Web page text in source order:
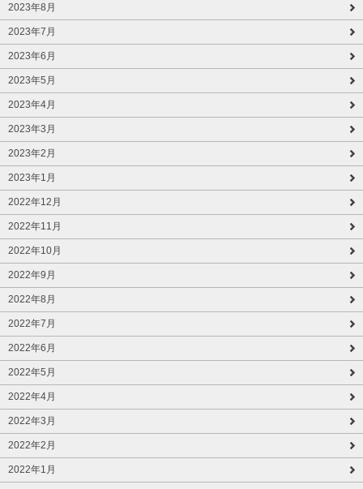
2023年8月
2023年7月
2023年6月
2023年5月
2023年4月
2023年3月
2023年2月
2023年1月
2022年12月
2022年11月
2022年10月
2022年9月
2022年8月
2022年7月
2022年6月
2022年5月
2022年4月
2022年3月
2022年2月
2022年1月